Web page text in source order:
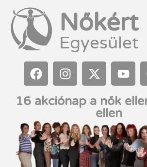
Nőkért
Egyesület
16 akciónap a nők
ellen